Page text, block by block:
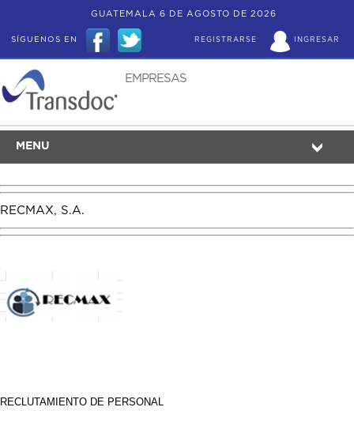
GUATEMALA 6 DE AGOSTO DE 2026
INGRESAR
REGISTRARSE
SÍGUENOS EN
MENU
EMPRESAS
RECMAX, S.A.
RECLUTAMIENTO DE PERSONAL